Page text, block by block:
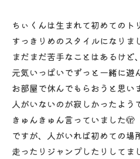
ちぃくんは生まれて初めての
すっきりめのスタイルになりま
まだまだ苦手なことはあるけ
元気いっぱいでずっと一緒に遊
お部屋で休んでもらおうと思い
人がいないのが寂しかったようで
きゅんきゅん言っていました🫣
ですが、人がいれば初めての場
走ったりジャンプしたりしてま